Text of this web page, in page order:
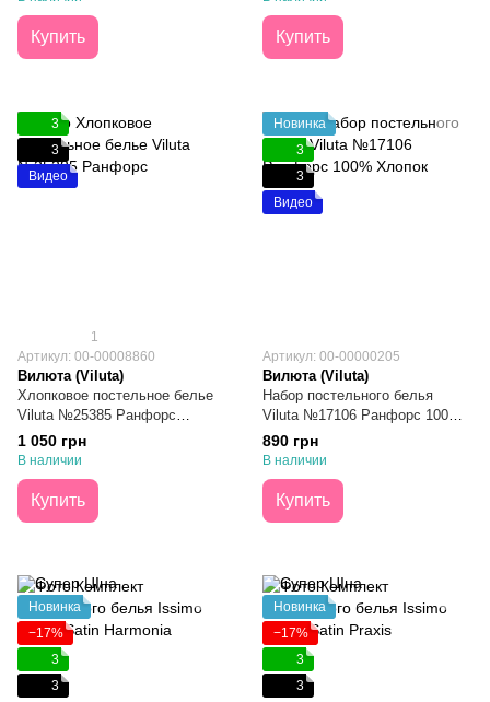
Купить Купить
3
3
Видео
1
Артикул: 00-00008860
Вилюта (Viluta)
Хлопковое постельное белье
Viluta №25385 Ранфорс
Двуспальное
1 050 грн
В наличии
Купить
Новинка
3
3
Видео
Артикул: 00-00000205
Вилюта (Viluta)
Набор постельного белья
Viluta №17106 Ранфорс 100%
Хлопок Полуторный
890 грн
В наличии
Купить
Новинка
−17%
3
3
Новинка
−17%
3
3